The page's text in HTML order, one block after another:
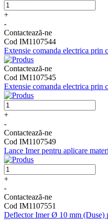
+
-
Contactează-ne
Cod IM1107544
Extensie comanda electrica prin
Contactează-ne
Cod IM1107545
Extensie comanda electrica prin
+
-
Contactează-ne
Cod IM1107549
Lance Imer pentru aplicare
+
-
Contactează-ne
Cod IM1107551
Deflector Imer Ø 10 mm (Duse)